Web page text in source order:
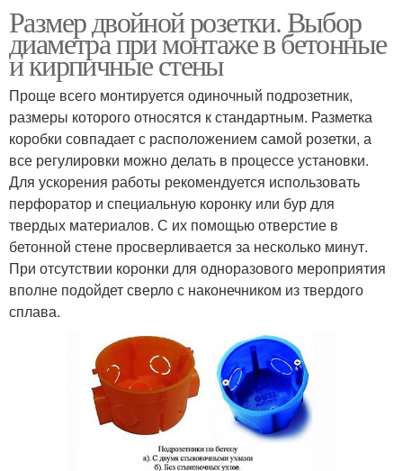
Размер двойной розетки. Выбор
диаметра при монтаже в бетонные
и кирпичные стены
Проще всего монтируется одиночный подрозетник,
размеры которого относятся к стандартным. Разметка
коробки совпадает с расположением самой розетки, а
все регулировки можно делать в процессе установки.
Для ускорения работы рекомендуется использовать
перфоратор и специальную коронку или бур для
твердых материалов. С их помощью отверстие в
бетонной стене просверливается за несколько минут.
При отсутствии коронки для одноразового мероприятия
вполне подойдет сверло с наконечником из твердого
сплава.